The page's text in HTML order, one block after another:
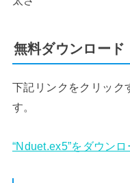
無料ダウンロード
下記リンクをクリック
す。
“Nduet.ex5”をダウンロ